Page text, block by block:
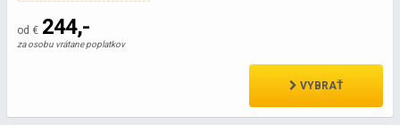
od € 244,-
za osobu vrátane poplatkov
VYBRAŤ